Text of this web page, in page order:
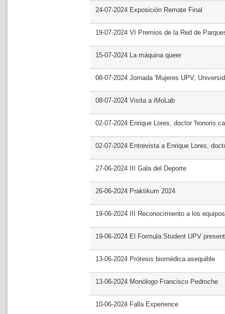
24-07-2024 Exposición Remate Final
19-07-2024 VI Premios de la Red de
15-07-2024 La máquina queer
08-07-2024 Jornada 'Mujeres UPV,
08-07-2024 Visita a iMoLab
02-07-2024 Enrique Lores, doctor 'honoris
02-07-2024 Entrevista a Enrique Lores,
27-06-2024 III Gala del Deporte
26-06-2024 Praktikum 2024
19-06-2024 III Reconocimiento a los
19-06-2024 El Formula Student UPV
13-06-2024 Prótesis biomédica asequible
13-06-2024 Monólogo Francisco Pedroche
10-06-2024 Falla Experience